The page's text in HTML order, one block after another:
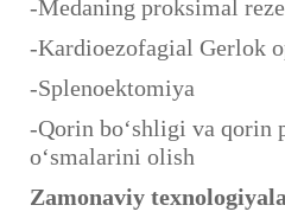
-Medaning proksimal
-Kardioezofagial Gerlok
-Splenoektomiya
-Qorin bo‘shligi va qorin
o‘smalarini olish
Zamonaviy